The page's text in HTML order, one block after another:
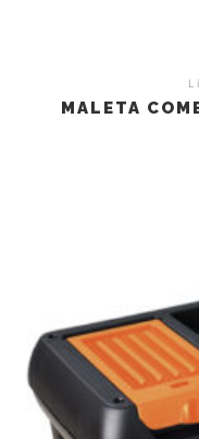
MALETA